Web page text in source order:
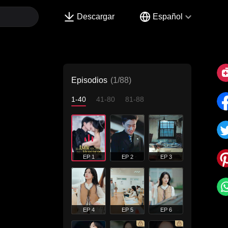
Descargar Español
Episodios (1/88)
1-40 41-80 81-88
EP 1 EP 2 EP 3
EP 4 EP 5 EP 6